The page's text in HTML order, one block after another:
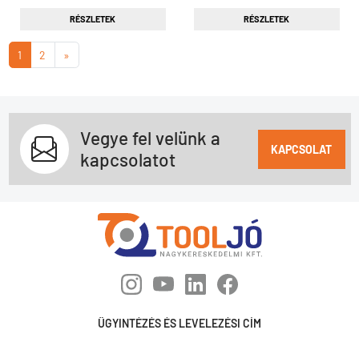
RÉSZLETEK RÉSZLETEK
1 2 »
Vegye fel velünk a
kapcsolatot
KAPCSOLAT
ÜGYINTÉZÉS ÉS LEVELEZÉSI CÍM